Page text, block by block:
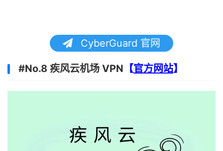
CyberGuard 官网
#No.8 疾风云机场 VPN 【官方网站】